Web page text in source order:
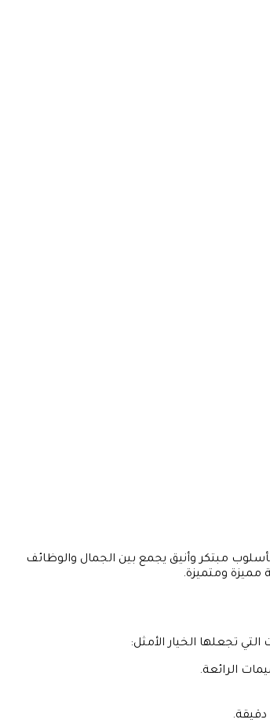
مبتكر وأنيق يجمع بين الجمال والوظائف
مميزة ومتميزة.
تجعلها الخيار الأمثل:
الرائعة.
دقيقة.